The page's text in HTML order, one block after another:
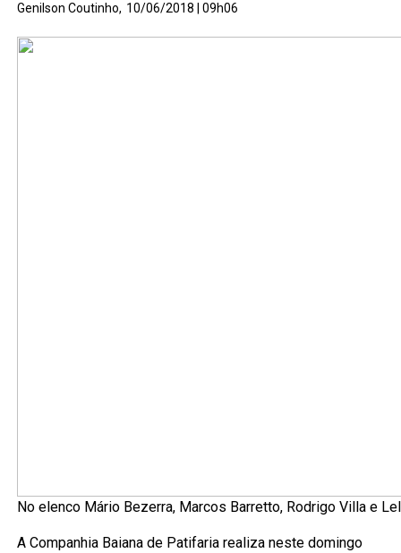
Genilson Coutinho, 10/06/2018 | 09h06
No elenco Mário Bezerra, Marcos Barretto, Rodrigo Villa e
A Companhia Baiana de Patifaria realiza neste domingo